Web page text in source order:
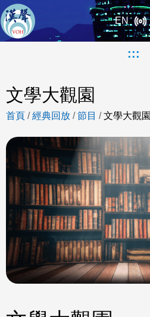
EN
:::
文學大觀園
首頁 /經典回放 /節目 /文學大觀園